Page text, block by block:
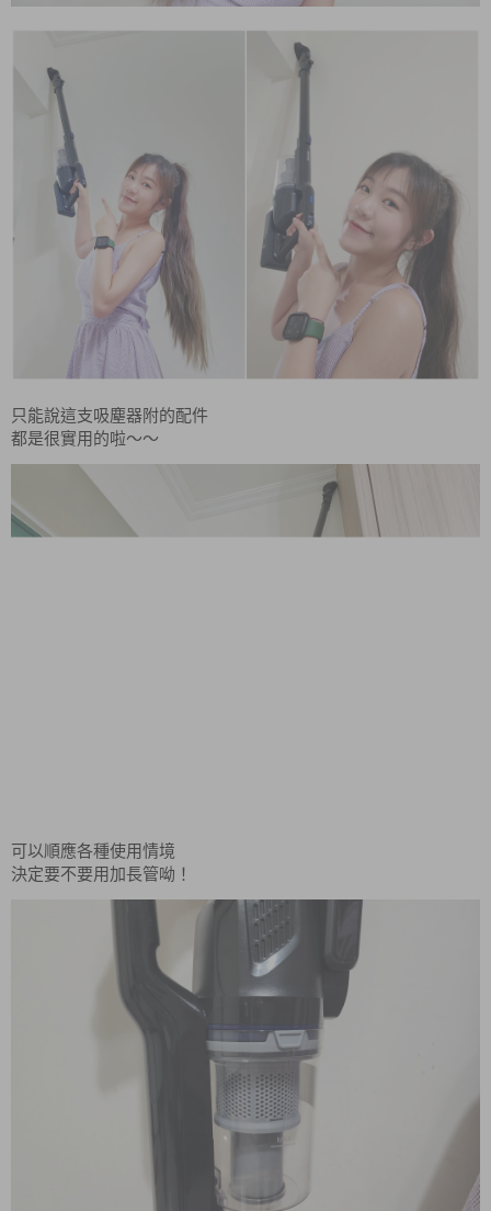
只能說這支吸塵器附的配件
都是很實用的啦～～
可以順應各種使用情境
決定要不要用加長管呦！